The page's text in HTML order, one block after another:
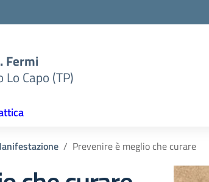
Fermi
Capo (TP)
Prevenire è meglio che curare